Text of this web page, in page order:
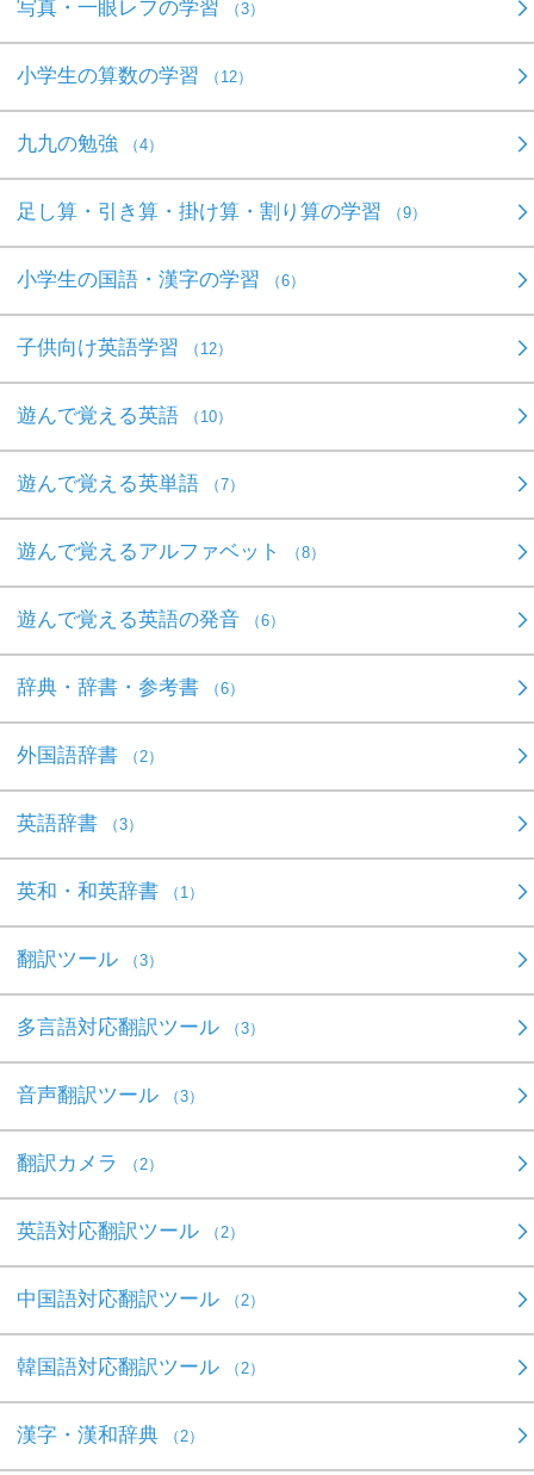
写真・一眼レフの学習 （3）
小学生の算数の学習 （12）
九九の勉強 （4）
足し算・引き算・掛け算・割り算の学習 （9）
小学生の国語・漢字の学習 （6）
子供向け英語学習 （12）
遊んで覚える英語 （10）
遊んで覚える英単語 （7）
遊んで覚えるアルファベット （8）
遊んで覚える英語の発音 （6）
辞典・辞書・参考書 （6）
外国語辞書 （2）
英語辞書 （3）
英和・和英辞書 （1）
翻訳ツール （3）
多言語対応翻訳ツール （3）
音声翻訳ツール （3）
翻訳カメラ （2）
英語対応翻訳ツール （2）
中国語対応翻訳ツール （2）
韓国語対応翻訳ツール （2）
漢字・漢和辞典 （2）